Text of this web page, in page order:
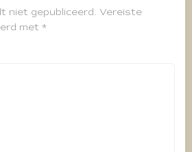
niet gepubliceerd. Vereiste
met *